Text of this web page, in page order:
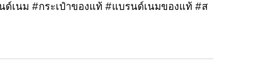
ด์เนม #กระเป๋าของแท้ #แบรนด์เนมของแท้ #ส